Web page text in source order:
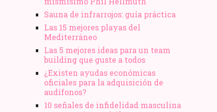
Sauna de infrarrojos: guía práctica
Las 15 mejores playas del
Mediterráneo
Las 5 mejores ideas para un team
building que guste a todos
¿Existen ayudas económicas
oficiales para la adquisición de
audífonos?
10 señales de infidelidad masculina